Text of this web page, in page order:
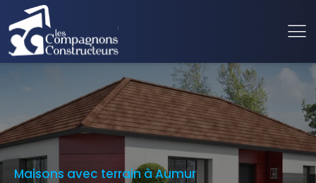
Maisons avec terrain à Aumur